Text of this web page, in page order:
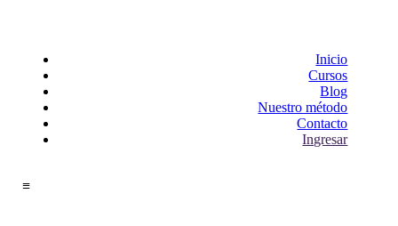
Inicio
Cursos
Blog
Nuestro método
Contacto
Ingresar
≡